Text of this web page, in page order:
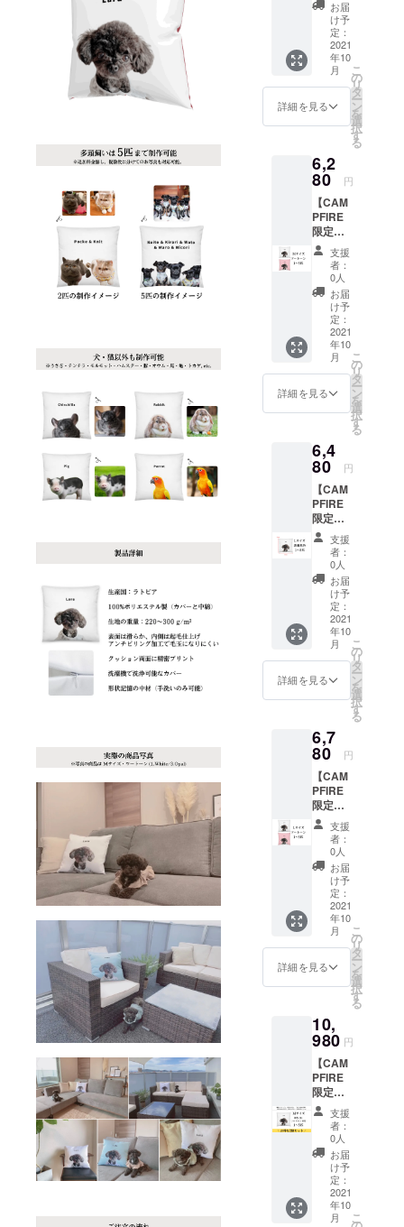
Instagram
@nigaoe_pe
https://www.i
では、ご購
入頂いたお
客様のお写
売上点数に
基づいた(1点
当たり30円)
動物愛護団
体への募金
額を報告致
しておりま
す。
される」
NIGAOE
PETSを本気
で目指して
参ります。
【目標】
2021年 越境
(全世界への
販売)開始
「表裏1
色」の
オリジ
ナル
クッ
ション1
点をお
届け致
しま
消費
税・送
料込み
【お届
けにつ
いて】
プロ
ジェク
ト終了
後、3~4
週間程
注意※】
ペット
のお写
真・
ペット
ご氏名
を
「LINE
or メー
ルで送
信し
て」注
文完了
となり
ます。
お届
け予
定：
2021
年10
月
詳細を見る
こ
の
リ
タ
ー
ン
を
選
択
す
る
6,2
80 円
【CAM
PFIRE
限定先
行販
売】
「Mサ
イズ」
「ツー
トー
ン」の
オリジ
ナル
クッ
ション1
点をお
届け致
す。 ※
消費
税・送
料込み
【お届
けにつ
いて】
プロ
ジェク
ト終了
後、3~4
週間程
注意※】
ペット
のお写
真・
援ID・
ご氏名
を
「LINE
or メー
ルで送
信し
て」注
文完了
となり
ます。
支援
者：
0人
お届
け予
定：
2021
年10
月
詳細を見る
こ
の
リ
タ
ー
ン
を
選
択
す
る
6,4
80 円
【CAM
PFIRE
限定先
行販
売】
「Lサイ
ズ」
「表裏1
色」の
オリジ
ナル
クッ
ション1
点をお
届け致
しま
消費
税・送
料込み
【お届
けにつ
いて】
プロ
ジェク
ト終了
後、3~4
週間程
注意※】
ペット
のお写
真・
ペット
ご氏名
を
「LINE
or メー
ルで送
信し
て」注
文完了
となり
ます。
支援
者：
0人
お届
け予
定：
2021
年10
月
詳細を見る
こ
の
リ
タ
ー
ン
を
選
択
す
る
6,7
80 円
【CAM
PFIRE
限定先
行販
売】
「Lサイ
ズ」
「ツー
トー
ン」の
オリジ
ナル
クッ
ション1
点をお
届け致
す。 ※
消費
税・送
料込み
【お届
けにつ
いて】
プロ
ジェク
ト終了
後、3~4
週間程
注意※】
ペット
支援
者：
0人
お届
け予
定：
2021
年10
月
詳細を見る
こ
の
リ
タ
ー
ン
を
選
択
す
る
10,
980 円
【CAM
PFIRE
限定先
行販
売】
「Mサ
イズ」
「単色
or ツー
トー
ン」の
オリジ
支援
者：
0人
お届
け予
定：
2021
年10
月
こ